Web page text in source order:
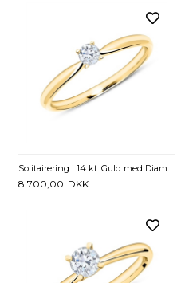
Solitairering i 14 kt. Guld med Diamant - 0,15 ct.
8.700,00 DKK